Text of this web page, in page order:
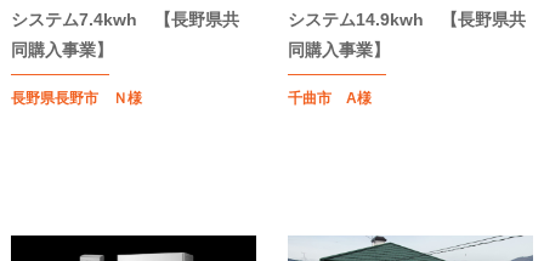
システム7.4kwh 【長野県共
同購入事業】
長野県長野市 Ｎ様
システム14.9kwh 【長野県共
同購入事業】
千曲市 A様